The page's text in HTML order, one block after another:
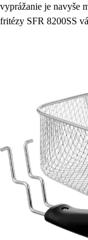
vyprážanie je navyše
fritézy SFR 8200SS